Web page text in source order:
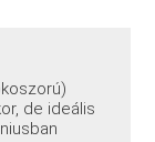
de ideális